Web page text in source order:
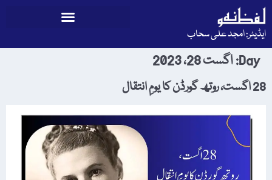
ایڈیٹر: امجد علی سحاب
Day: اگست 28، 2023
28 اگست، روتھ گورڈن کا یومِ انتقال